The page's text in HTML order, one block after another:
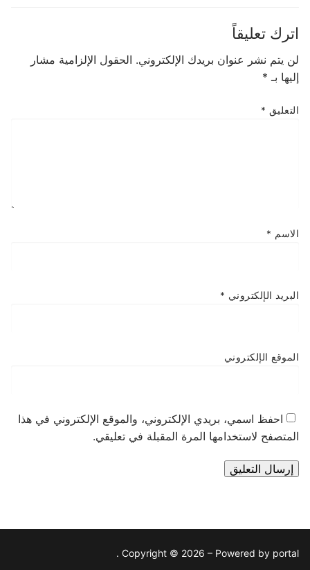
اترك تعليقاً
لن يتم نشر عنوان بريدك الإلكتروني. الحقول الإلزامية مشار
إليها بـ *
التعليق *
الاسم *
البريد الإلكتروني *
الموقع الإلكتروني
احفظ اسمي، بريدي الإلكتروني، والموقع الإلكتروني في هذا
المتصفح لاستخدامها المرة المقبلة في تعليقي.
Copyright © 2026 – Powered by portal .